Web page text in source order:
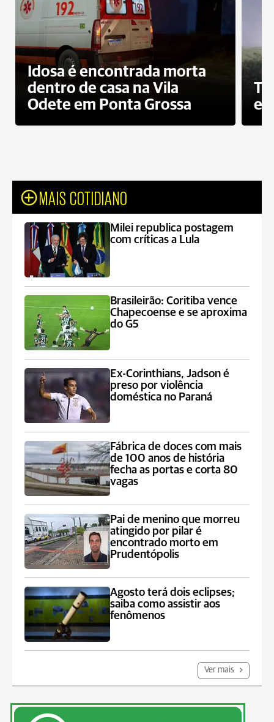
Idosa é encontrada morta
dentro de casa na Vila
Odete em Ponta Grossa
e
MAIS COTIDIANO
Milei republica postagem
com críticas a Lula
Brasileirão: Coritiba vence
Chapecoense e se aproxima
do G5
Ex-Corinthians, Jadson é
preso por violência
doméstica no Paraná
Fábrica de doces com mais
de 100 anos de história
fecha as portas e corta 80
vagas
Pai de menino que morreu
atingido por pilar é
encontrado morto em
Prudentópolis
Agosto terá dois eclipses;
saiba como assistir aos
fenômenos
Ver mais